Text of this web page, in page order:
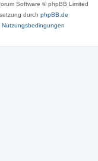
Software © phpBB Limited
durch phpBB.de
Nutzungsbedingungen